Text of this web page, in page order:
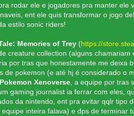
rodar ele e jogadores pra manter ele
ent ele quis transformar o jogo
estilo sonic riders!
Memories of Trey(https://
creature collection (alguns
por tras que honestamente me deixa
de pokemon (e até hj é considerado o
Pokemon Xenoverse, a equipe por tras
gaming journalist ia ferrar com eles,
da nintendo, ent pra evitar qqlr tipo
inteira falava) e dps de terminar